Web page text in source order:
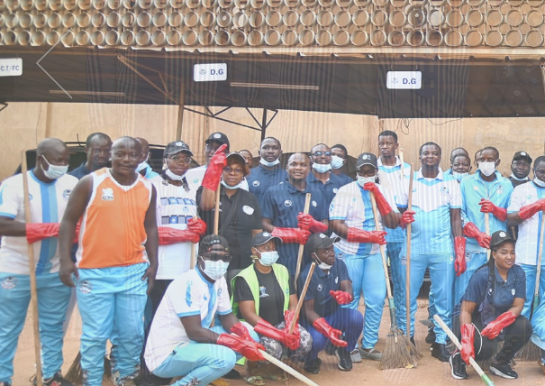
D'ENGAGEMENT PATRIOTIQUE ET
PARTICIPATION CITOYENNE AU
CBC